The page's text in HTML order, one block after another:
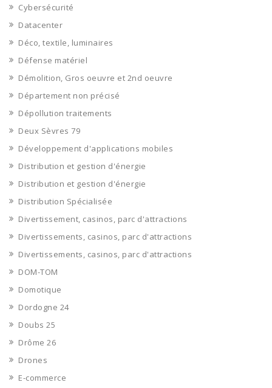
Cybersécurité
Datacenter
Déco, textile, luminaires
Défense matériel
Démolition, Gros oeuvre et 2nd oeuvre
Département non précisé
Dépollution traitements
Deux Sèvres 79
Développement d'applications mobiles
Distribution et gestion d'énergie
Distribution et gestion d'énergie
Distribution Spécialisée
Divertissement, casinos, parc d'attractions
Divertissements, casinos, parc d'attractions
Divertissements, casinos, parc d'attractions
DOM-TOM
Domotique
Dordogne 24
Doubs 25
Drôme 26
Drones
E-commerce